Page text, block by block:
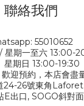
聯絡我們
55010652
星期一至六 13:00-
日 13:00-19:30
迎預約，本店會盡
24-26號東角
E出口, SOGO斜對